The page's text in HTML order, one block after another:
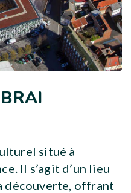
situé à
Il s’agit d’un lieu
découverte, offrant